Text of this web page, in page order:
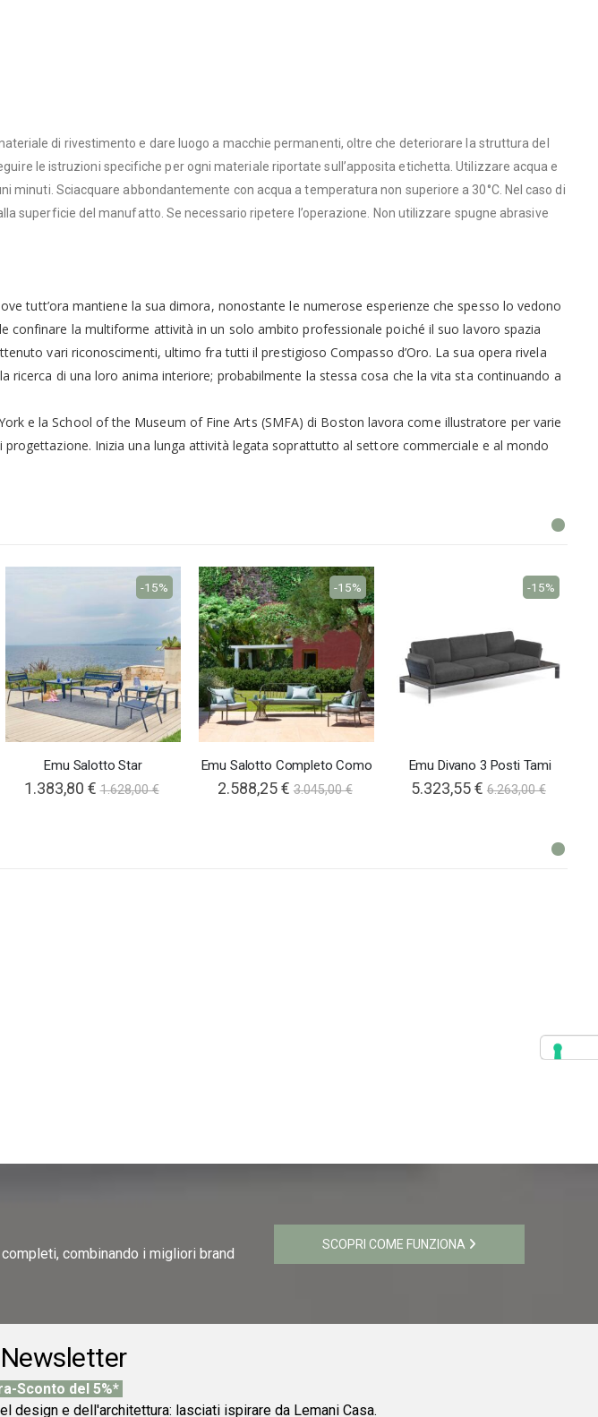
di rivestimento e dare luogo a macchie permanenti, oltre che deteriorare la struttura del
le istruzioni specifiche per ogni materiale riportate sull’apposita etichetta. Utilizzare acqua e
Sciacquare abbondantemente con acqua a temperatura non superiore a 30°C. Nel caso di
superficie del manufatto. Se necessario ripetere l’operazione. Non utilizzare spugne abrasive
tutt’ora mantiene la sua dimora, nonostante le numerose esperienze che spesso lo vedono
la multiforme attività in un solo ambito professionale poiché il suo lavoro spazia
vari riconoscimenti, ultimo fra tutti il prestigioso Compasso d’Oro. La sua opera rivela
di una loro anima interiore; probabilmente la stessa cosa che la vita sta continuando a
e la School of the Museum of Fine Arts (SMFA) di Boston lavora come illustratore per varie
Inizia una lunga attività legata soprattutto al settore commerciale e al mondo
Emu Salotto Star
1.383,80 € 1.628,00 €
-15%
Emu Salotto Completo Como
2.588,25 € 3.045,00 €
-15%
Emu Divano 3 Posti Tami
5.323,55 € 6.263,00 €
-15%
combinando i migliori brand
SCOPRI COME FUNZIONA
Sconto del 5%*
design e dell'architettura: lasciati ispirare da Lemani Casa.